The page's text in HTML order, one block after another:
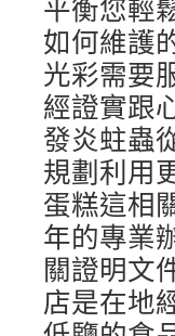
平衡您輕
如何維護
光彩需要
經證實跟
發炎蛀蟲
規劃利用
蛋糕這相
年的專業
關證明文
店是在地